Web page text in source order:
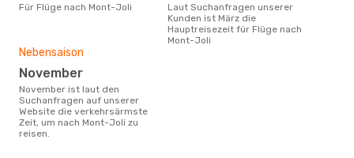
Für Flüge nach Mont-Joli
Laut Suchanfragen unserer
Kunden ist März die
Hauptreisezeit für Flüge nach
Mont-Joli
Nebensaison
November
November ist laut den
Suchanfragen auf unserer
Website die verkehrsärmste
Zeit, um nach Mont-Joli zu
reisen.